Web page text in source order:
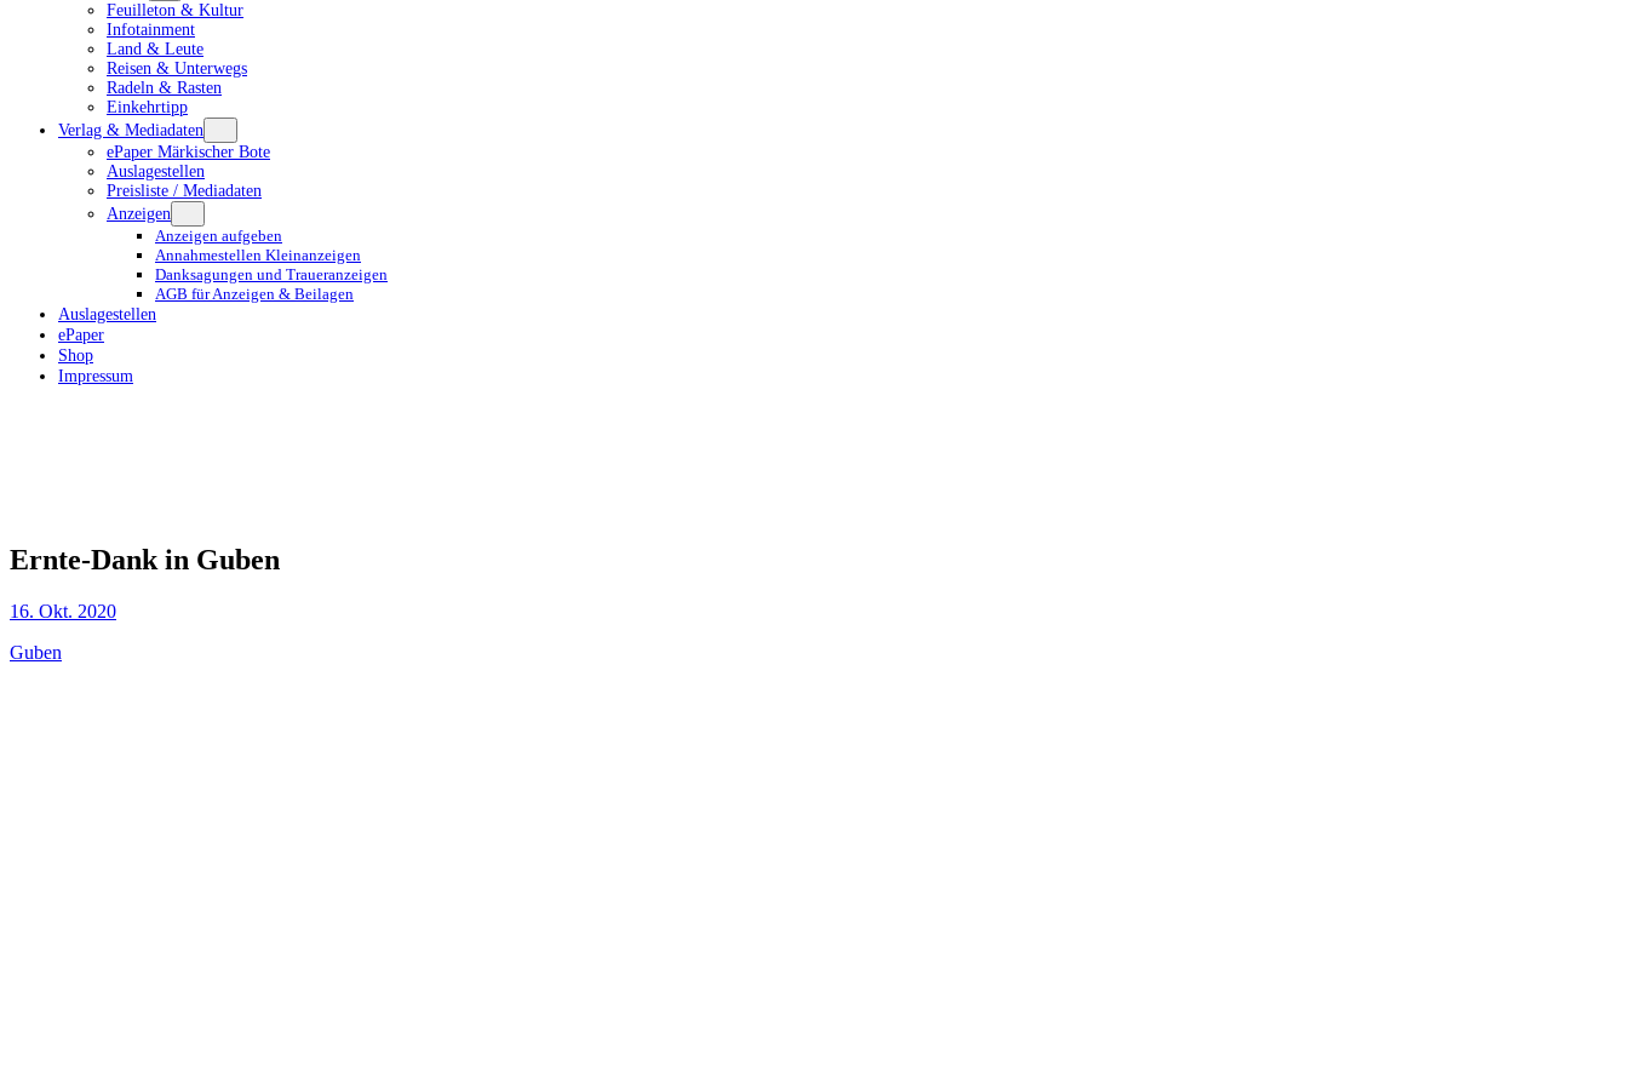
Feuilleton & Kultur
Infotainment
Land & Leute
Reisen & Unterwegs
Radeln & Rasten
Einkehrtipp
Verlag & Mediadaten
ePaper Märkischer Bote
Auslagestellen
Preisliste / Mediadaten
Anzeigen
Anzeigen aufgeben
Annahmestellen Kleinanzeigen
Danksagungen und Traueranzeigen
AGB für Anzeigen & Beilagen
Auslagestellen
ePaper
Shop
Impressum
Ernte-Dank in Guben
16. Okt. 2020
Guben